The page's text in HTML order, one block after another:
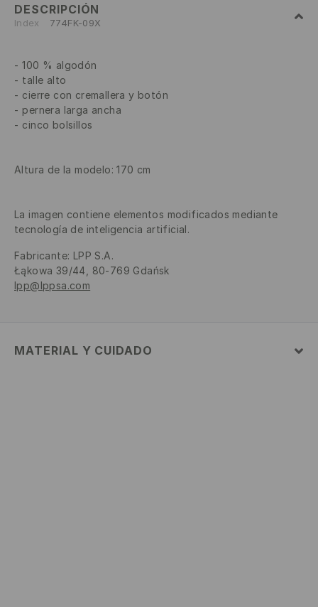
DESCRIPCIÓN
Index 774FK-09X
100 % algodón
talle alto
cierre con cremallera y botón
pernera larga ancha
cinco bolsillos
Altura de la modelo: 170 cm
La imagen contiene elementos modificados mediante
tecnología de inteligencia artificial.
Fabricante: LPP S.A.
Łąkowa 39/44, 80-769 Gdańsk
lpp@lppsa.com
MATERIAL Y CUIDADO